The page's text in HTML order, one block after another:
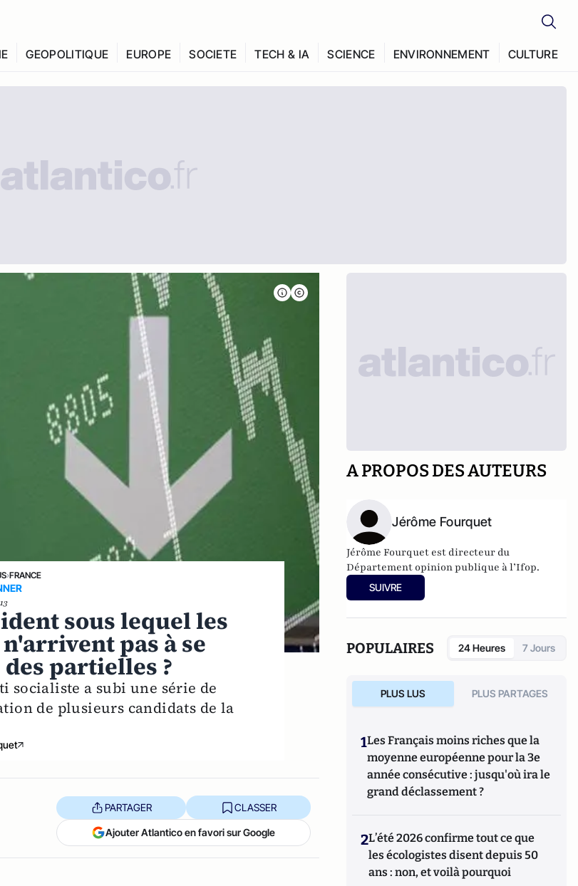
GEOPOLITIQUE EUROPE SOCIETE TECH & IA SCIENCE ENVIRONNEMENT CULTURE
›FRANCE
sous lequel les
pas à se
partielles ?
socialiste a subi une série de
de plusieurs candidats de la
PARTAGER CLASSER
Ajouter Atlantico en favori sur Google
A PROPOS DES AUTEURS
Jérôme Fourquet
Jérôme Fourquet est directeur du
Département opinion publique à l’Ifop.
SUIVRE
POPULAIRES 24 Heures 7 Jours
PLUS LUS PLUS PARTAGES
1Les Français moins riches que la
moyenne européenne pour la 3e
année consécutive : jusqu'où ira le
grand déclassement ?
2L’été 2026 confirme tout ce que
les écologistes disent depuis 50
ans : non, et voilà pourquoi